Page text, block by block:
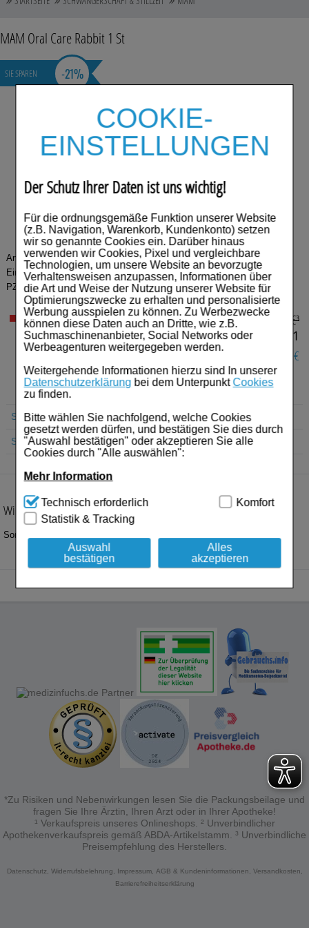
COOKIE-
EINSTELLUNGEN
Der Schutz Ihrer Daten ist uns wichtig!
Für die ordnungsgemäße Funktion unserer Website
(z.B. Navigation, Warenkorb, Kundenkonto) setzen
wir so genannte Cookies ein. Darüber hinaus
verwenden wir Cookies, Pixel und vergleichbare
Technologien, um unsere Website an bevorzugte
Verhaltensweisen anzupassen, Informationen über
die Art und Weise der Nutzung unserer Website für
Optimierungszwecke zu erhalten und personalisierte
Werbung ausspielen zu können. Zu Werbezwecke
können diese Daten auch an Dritte, wie z.B.
Suchmaschinenanbieter, Social Networks oder
Werbeagenturen weitergegeben werden.
Weitergehende Informationen hierzu sind In unserer
Datenschutzerklärung bei dem UnterpunktCookies
zu finden.
Bitte wählen Sie nachfolgend, welche Cookies
gesetzt werden dürfen, und bestätigen Sie dies durch
"Auswahl bestätigen" oder akzeptieren Sie alle
Cookies durch "Alle auswählen":
Mehr Information
Technisch Notwendig:Hierbei handelt es sich um
Cookies, die für die Grundfunktionen unserer
Website notwendig sind (z.B. Navigation, Warenkorb,
Kundenkonto), weshalb auf diese nicht verzichtet
werden kann.
Komfort:Diese Cookies werden genutzt um das
anzupassen. Komfort-Cookies ermöglichen es uns
auch auf Ihre Bedürfnisse zugeschrittene Inhalte
anzuzeigen und unser Partnerprogramm zu
Statistik & Tracking:
Hierüber lassen sich
Informationen über die Art und Weise der Nutzung
unserer Website sammeln, mit deren Hilfe wir unsere
Website weiter für Sie optimieren können, den Inhalt
auf unserer Website aber auch die Werbung auf
Drittseiten möglichst relevant für Sie zu gestalten.
Bitte beachten Sie, dass Daten hierfür teilweise an
Dritte wie z.B. Google oder soziale Medien
Technisch erforderlich
Komfort
Statistik & Tracking
Auswahl
bestätigen
Alles
akzeptieren
Diabetes
Erkältungskrankheiten
Haut, Haare & Nägel
Magen/Darm & Leber/Galle
Schmerzen
Für Kinder
Für Ihn
Für Sie
Schwangerschaft & Stillzeit
Homöopathie, Schüsslersalze & Bachblüten Original
Raucherentwöhnung
Gesundheit & Fitness
Kosmetika & Parfümerieartikel
Körperpflege
Tablettenspender & Tablettenteiler
Tierarzneimittel
MAM Oral Care Rabbit1 St
Anbieter: MAM Babyartikel GmbH
Einheit: 1St
PZN: 05485278
UVP: €³
5,92 €¹
1,57 €
SIE SPAREN -21%
Nicht lieferbar
Suche Produkt
Suche Anbieter
Wirkstoff
Sonstiges
*Zu Risiken und Nebenwirkungen lesen Sie die Packungsbeilage und
fragen Sie Ihre Ärztin, Ihren Arzt oder in Ihrer Apotheke!
¹ Verkaufspreis unseres Onlineshops. ² Unverbindlicher
Apothekenverkaufspreis gemäß ABDA-Artikelstamm. ³ Unverbindliche
Preisempfehlung des Herstellers.
Datenschutz, Widerrufsbelehrung, Impressum, AGB & Kundeninformationen, Versandkosten,
Barrierefreiheitserklärung